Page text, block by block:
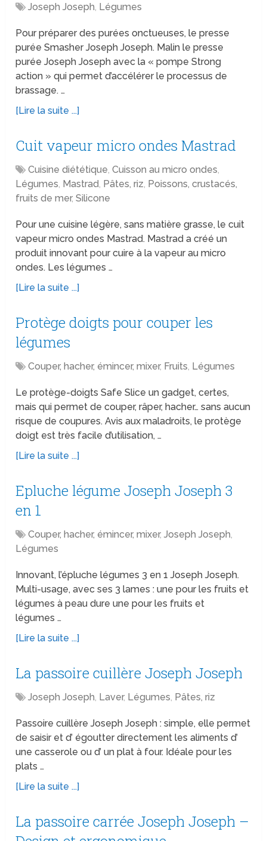
Joseph Joseph, Légumes
Pour préparer des purées onctueuses, le presse
purée Smasher Joseph Joseph. Malin le presse
purée Joseph Joseph avec la « pompe Strong
action » qui permet d’accélérer le processus de
brassage. …
[Lire la suite ...]
Cuit vapeur micro ondes Mastrad
Cuisine diététique,Cuisson au micro ondes,
Légumes, Mastrad, Pâtes, riz, Poissons, crustacés,
fruits de mer,Silicone
Pour une cuisine légère, sans matière grasse, le cuit
vapeur micro ondes Mastrad. Mastrad a créé un
produit innovant pour cuire à la vapeur au micro
ondes. Les légumes …
[Lire la suite ...]
Protège doigts pour couper les
légumes
Couper, hacher, émincer, mixer, Fruits, Légumes
Le protège-doigts Safe Slice un gadget, certes,
mais qui permet de couper, râper, hacher… sans aucun
risque de coupures. Avis aux maladroits, le protège
doigt est très facile d’utilisation, …
[Lire la suite ...]
Epluche légume Joseph Joseph 3
en 1
Couper, hacher, émincer, mixer,Joseph Joseph,
Légumes
Innovant, l’épluche légumes 3 en 1 Joseph Joseph.
Multi-usage, avec ses 3 lames : une pour les fruits et
légumes à peau dure une pour les fruits et
légumes …
[Lire la suite ...]
La passoire cuillère Joseph Joseph
Joseph Joseph, Laver, Légumes, Pâtes, riz
Passoire cuillère Joseph Joseph : simple, elle permet
de saisir et d’ égoutter directement les aliments d’
une casserole ou d’ un plat à four. Idéale pour les
plats …
[Lire la suite ...]
La passoire carrée Joseph Joseph –